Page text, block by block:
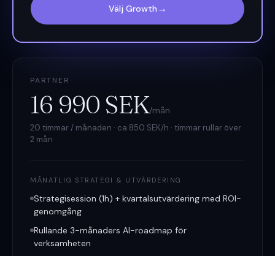
Välj Growth →
PARTNER
16 990 SEK/mån
20 timmar / månaden · ca 850 SEK/h · timmar rullar över
2 mån
MÅNATLIG STRATEGI & UTVÄRDERING
Strategisession (1h) + kvartalsutvärdering med ROI-
genomgång
Rullande 3-månaders AI-roadmap för
verksamheten